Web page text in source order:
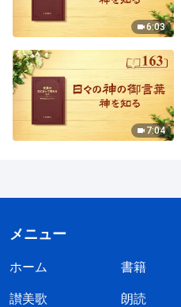
6:03
7:04
メニュー
ホーム 書籍
讃美歌
朗読